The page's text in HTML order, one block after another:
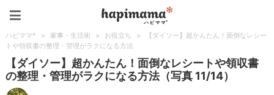
ハピママ* > 家事・生活術 > お役立ち >
【ダイソー】超かんたん！面倒なレシー
トや領収書の整理・管理がラクになる方法
【ダイソー】超かんたん！面倒なレシートや領収書
の整理・管理がラクになる方法（写真 11/14）